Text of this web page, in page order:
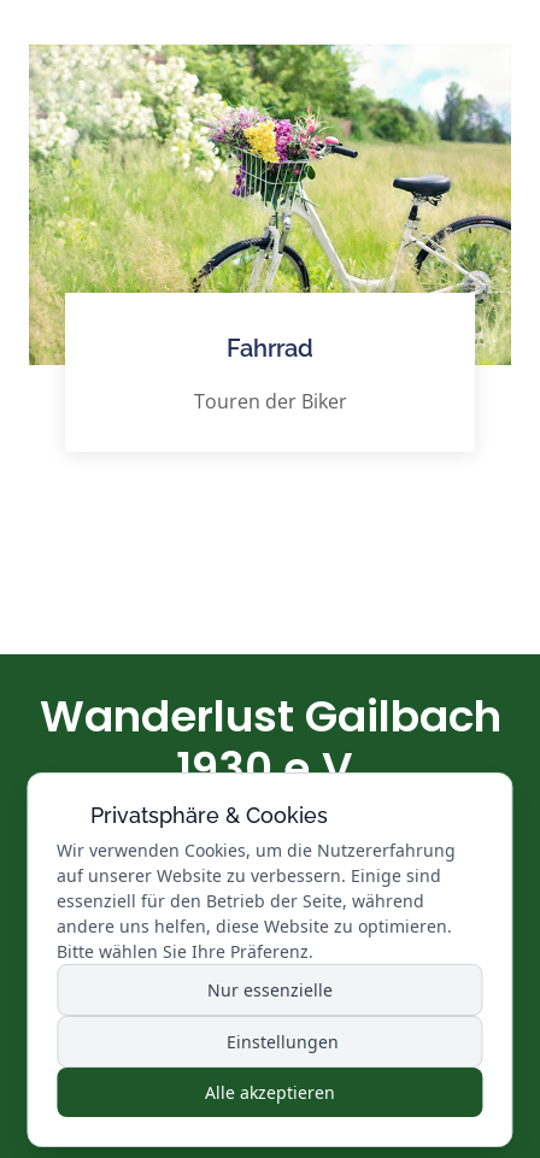
Privatsphäre & Cookies
Wir verwenden Cookies, um die Nutzererfahrung
auf unserer Website zu verbessern. Einige sind
essenziell für den Betrieb der Seite, während
andere uns helfen, diese Website zu optimieren.
Bitte wählen Sie Ihre Präferenz.
Nur essenzielle
Einstellungen
Alle akzeptieren
Fahrrad
Touren der Biker
Wanderlust Gailbach
1930 e.V.
Glück und Segen auf allen Wegen
Datenschutz|Impressum|Vereinssatzung
1. Vorsitzender: Markus Gerhart | 2. Vorsitzender: Stefan
Weiher | Kassier: Manfred Maier
Wanderwart: Stefan Weiher | Bikewart: Dieter Gerlach
Wanderlust Gailbach 1930 e.V.
Alle Rechte vorbehalten